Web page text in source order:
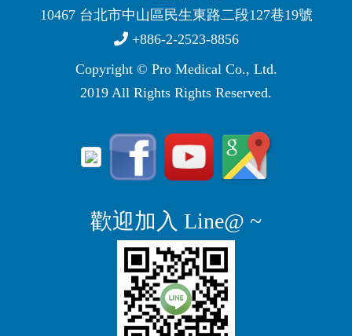
10467 台北市中山區民生東路二段127巷19號
+886-2-2523-8856
Copyright © Pro Medical Co., Ltd.
2019 All Rights Rights Reserved.
歡迎加入 Line@ ~